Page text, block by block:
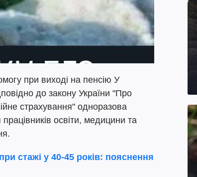
при виході на пенсію У
до закону України "Про
страхування" одноразова
освіти, медицини та
стажі у 40-45 років: пояснення